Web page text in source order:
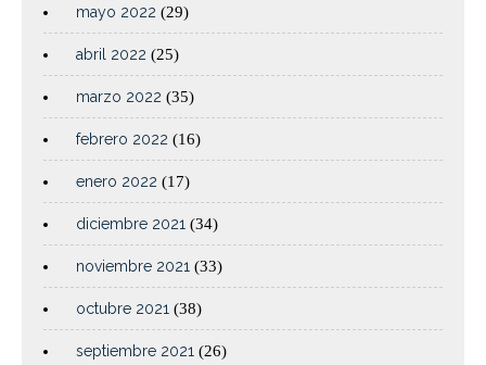
mayo 2022 (29)
abril 2022 (25)
marzo 2022 (35)
febrero 2022 (16)
enero 2022 (17)
diciembre 2021 (34)
noviembre 2021 (33)
octubre 2021 (38)
septiembre 2021 (26)